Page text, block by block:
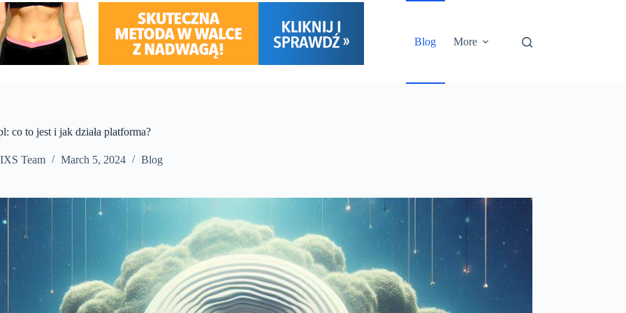
Blog
More
co to jest i jak działa platforma?
IXS Team March 5, 2024 Blog